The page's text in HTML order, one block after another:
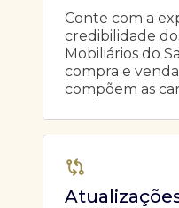
Conte com a
credibilidade
Mobiliários do
compra e
compõem as